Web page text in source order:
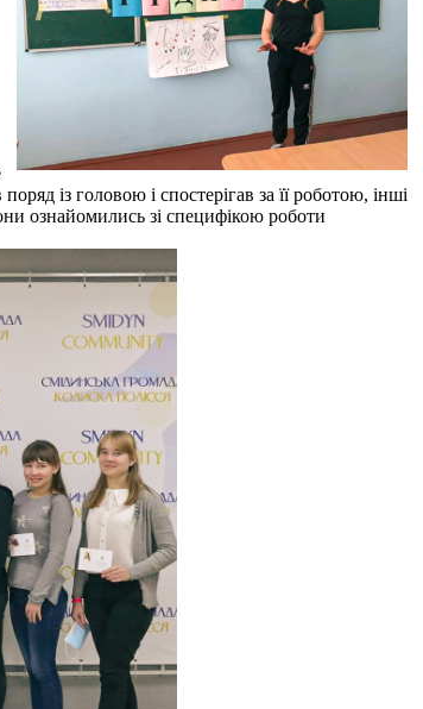
із головою і спостерігав за її роботою, інші
ознайомились зі специфікою роботи